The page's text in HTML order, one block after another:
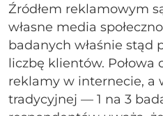
Źródłem reklamowym
własne media
badanych właśnie stąd
liczbę klientów. Połowa
reklamy w internecie, a
tradycyjnej — 1 na 3